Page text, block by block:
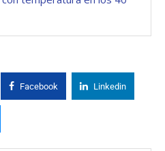
Facebook Linkedin